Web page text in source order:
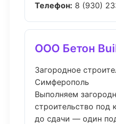
Телефон: 8 (930)
ООО Бетон
Загородное
Симферополь
Выполняем
строительство под
до сдачи — один